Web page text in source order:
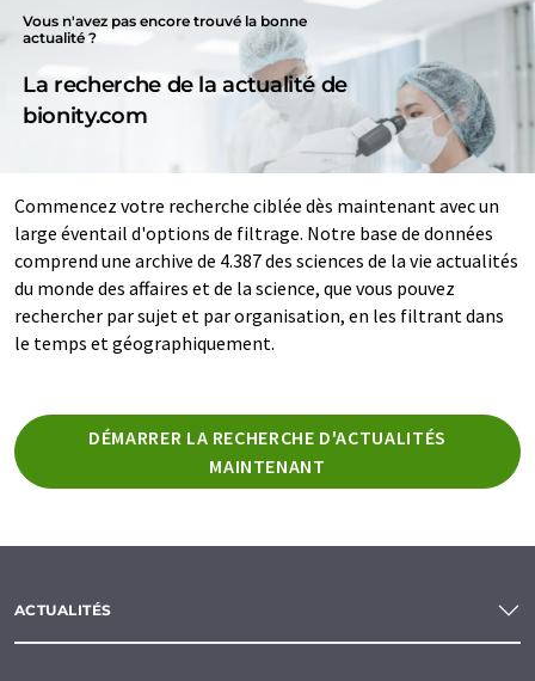
Vous n'avez pas encore trouvé la bonne
actualité ?
La recherche de la actualité de
bionity.com
Commencez votre recherche ciblée dès maintenant avec un
large éventail d'options de filtrage. Notre base de données
comprend une archive de 4.387 des sciences de la vie actualités
du monde des affaires et de la science, que vous pouvez
rechercher par sujet et par organisation, en les filtrant dans
le temps et géographiquement.
DÉMARRER LA RECHERCHE D'ACTUALITÉS
MAINTENANT
ACTUALITÉS